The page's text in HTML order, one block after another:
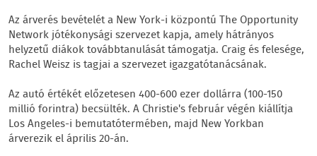
Az árverés bevételét a New York-i központú The Opportunity
Network jótékonysági szervezet kapja, amely hátrányos
helyzetű diákok továbbtanulását támogatja. Craig és felesége,
Rachel Weisz is tagjai a szervezet igazgatótanácsának.
Az autó értékét előzetesen 400-600 ezer dollárra (100-150
millió forintra) becsülték. A Christie's február végén kiállítja
Los Angeles-i bemutatótermében, majd New Yorkban
árverezik el április 20-án.